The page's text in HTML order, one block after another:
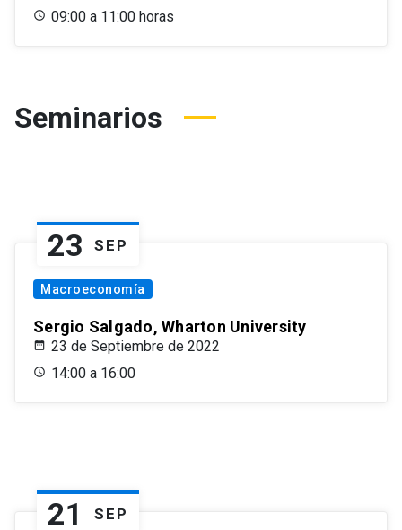
09:00 a 11:00 horas
Seminarios
23 SEP
Macroeconomía
Sergio Salgado, Wharton University
23 de Septiembre de 2022
14:00 a 16:00
21 SEP